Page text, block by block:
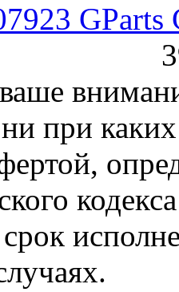
GParts
при каких